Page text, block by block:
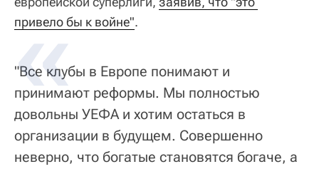
привело бы к войне".
"Все клубы в Европе понимают и
принимают реформы. Мы полностью
довольны УЕФА и хотим остаться в
организации в будущем. Совершенно
неверно, что богатые становятся богаче, а